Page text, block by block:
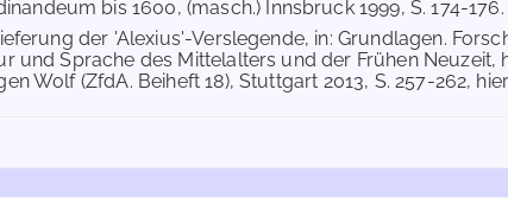
bis 1600, (masch.) Innsbruck 1999, S. 174-176.
der 'Alexius'-Verslegende, in: Grundlagen.
und Sprache des Mittelalters und der Frühen Neuzeit,
Wolf (ZfdA. Beiheft 18), Stuttgart 2013, S. 257-262, hier